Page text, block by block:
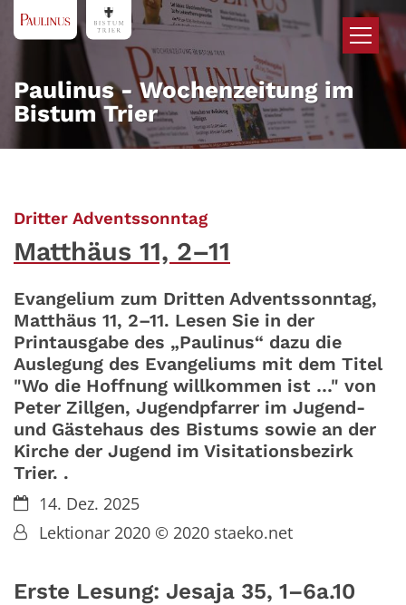
Zum Inhalt springen
Paulinus - Wochenzeitung im
Bistum Trier
Dritter Adventssonntag:
Matthäus 11, 2–11
Evangelium zum Dritten Adventssonntag,
Matthäus 11, 2–11. Lesen Sie in der
Printausgabe des „Paulinus“ dazu die
Auslegung des Evangeliums mit dem Titel
"Wo die Hoffnung willkommen ist …" von
Peter Zillgen, Jugendpfarrer im Jugend-
und Gästehaus des Bistums sowie an der
Kirche der Jugend im Visitationsbezirk
Trier. .
Datum:14. Dez. 2025
Von:Lektionar 2020 © 2020 staeko.net
Erste Lesung: Jesaja 35, 1–6a.10